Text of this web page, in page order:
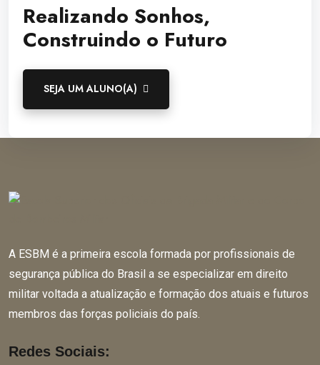
Realizando Sonhos,
Construindo o Futuro
SEJA UM ALUNO(A)
A ESBM é a primeira escola formada por profissionais de
segurança pública do Brasil a se especializar em direito
militar voltada a atualização e formação dos atuais e futuros
membros das forças policiais do país.
Redes Sociais: